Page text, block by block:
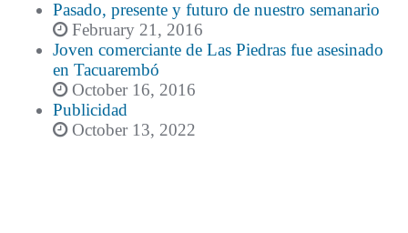
Pasado, presente y futuro de nuestro semanario
February 21, 2016
Joven comerciante de Las Piedras fue asesinado
en Tacuarembó
October 16, 2016
Publicidad
October 13, 2022